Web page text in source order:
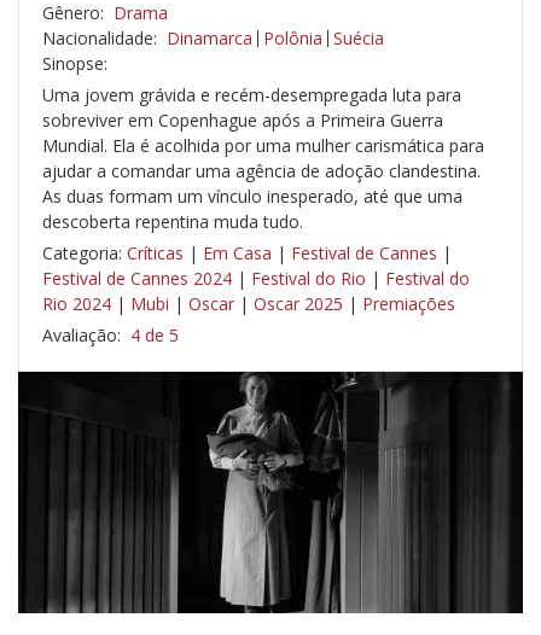
Gênero: Drama
Nacionalidade: Dinamarca Polônia Suécia
Sinopse:
Uma jovem grávida e recém-desempregada luta para
sobreviver em Copenhague após a Primeira Guerra
Mundial. Ela é acolhida por uma mulher carismática para
ajudar a comandar uma agência de adoção clandestina.
As duas formam um vínculo inesperado, até que uma
descoberta repentina muda tudo.
Categoria: Críticas | Em Casa | Festival de Cannes |
Festival de Cannes 2024 | Festival do Rio | Festival do
Rio 2024 | Mubi | Oscar | Oscar 2025 | Premiações
Avaliação: 4 de 5